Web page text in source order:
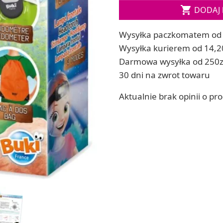
ręcznych
Soda, kwasek, formy do kul do kąpieli
Dodatki: barwniki i zapachy
RZEŹBA, GLINY I ODLEWY
Lepienie i rzeźbienie
Odlewy dekoracyjne
Tworzenie z gliny polimerowej
Modelowanie dla dzieci
 DODAJ
Wysyłka paczkomatem od
Wysyłka kurierem od
Darmowa wysyłka od
30 dni na zwrot towaru
Aktualnie brak opinii o